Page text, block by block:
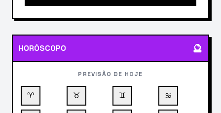
HORÓSCOPO 🔮
PREVISÃO DE HOJE
♈ ♉ ♊ ♋